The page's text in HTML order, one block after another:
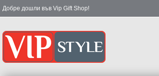
Добре дошли във Vip Gift Shop!